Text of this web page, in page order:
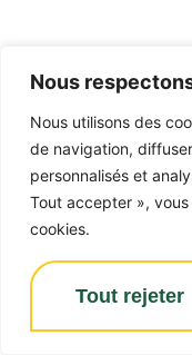
Nous
Nous utilisons des
de navigation,
personnalisés et
Tout accepter »,
cookies.
Tout rejeter
12 août 2025